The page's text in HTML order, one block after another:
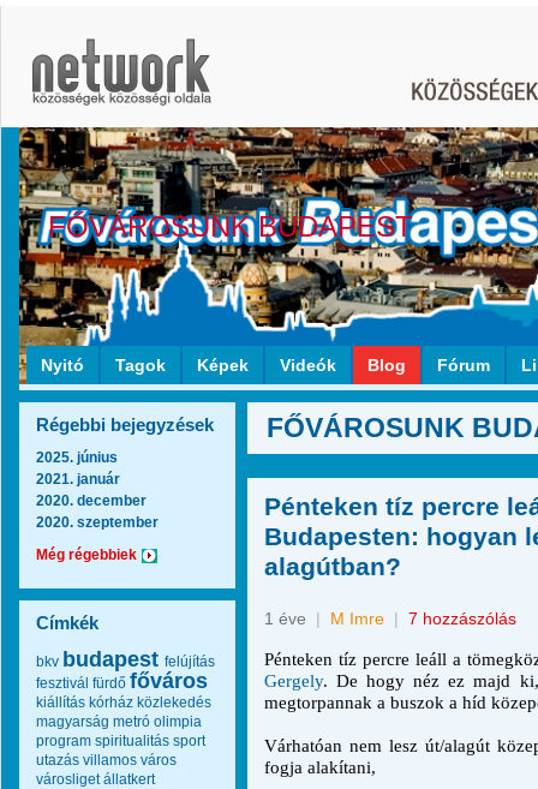
FŐVÁROSUNK BUDAPEST
Nyitó Tagok Képek Videók Blog Fórum
Régebbi bejegyzések
2025. június
2021. január
2020. december
2020. szeptember
Még régebbiek
Címkék
bkv budapest felújítás
fesztivál fürdő főváros
kiállítás kórház közlekedés
magyarság metró olimpia
program spiritualitás sport
utazás villamos város
városliget állatkert
FŐVÁROSUNK
Pénteken tíz percre
Budapesten: hogyan
alagútban?
1 éve | M Imre | 7 hozzászólás
Pénteken tíz percre leáll a
Gergely. De hogy néz ez majd
megtorpannak a buszok a híd
Várhatóan nem lesz út/alagút
fogja alakítani,